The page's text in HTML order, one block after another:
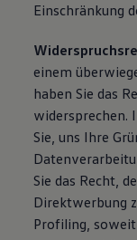
Einschränkung
einem
haben Sie das
widersprechen.
Sie, uns Ihre
Sie das Recht,
Direktwerbung
Profiling,